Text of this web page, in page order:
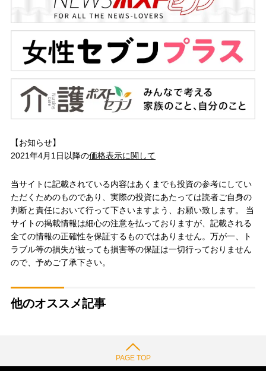
【お知らせ】
2021年4月1日以降の価格表示に関して
当サイトに記載されている内容はあくまでも投資の参考にしてい
ただくためのものであり、実際の投資にあたっては読者ご自身の
判断と責任において行って下さいますよう、お願い致します。 当
サイトの掲載情報は細心の注意を払っておりますが、記載される
全ての情報の正確性を保証するものではありません。万が一、ト
ラブル等の損失が被っても損害等の保証は一切行っておりません
ので、予めご了承下さい。
他のオススメ記事
PAGE TOP